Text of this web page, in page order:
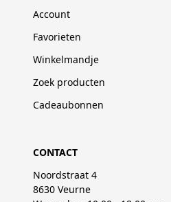
Account
Favorieten
Winkelmandje
Zoek producten
Cadeaubonnen
CONTACT
Noordstraat 4
8630 Veurne